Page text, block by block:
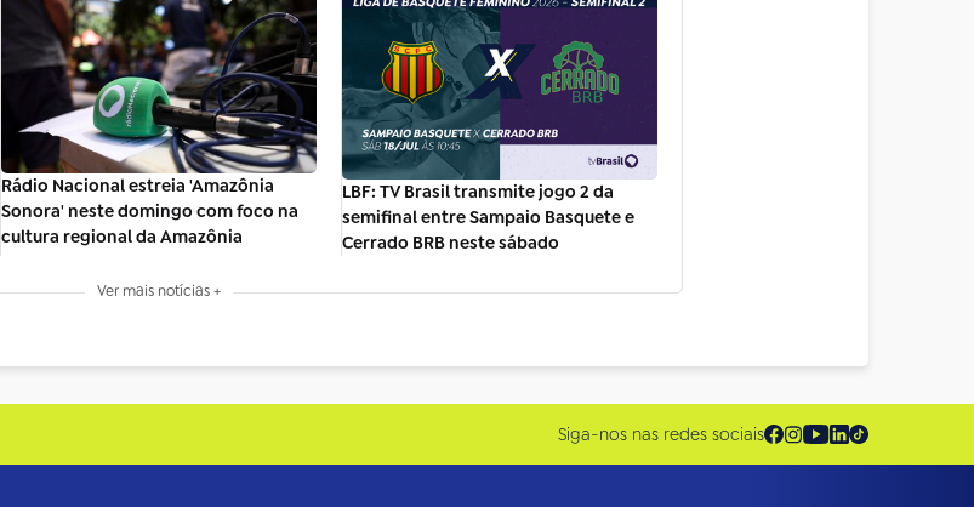
Rádio Nacional estreia 'Amazônia
Sonora' neste domingo com foco na
cultura regional da Amazônia
LBF: TV Brasil transmite jogo 2 da
semifinal entre Sampaio Basquete e
Cerrado BRB neste sábado
Ver mais notícias +
Siga-nos nas redes sociais